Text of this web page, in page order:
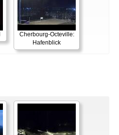
Cherbourg-Octeville:
Hafenblick